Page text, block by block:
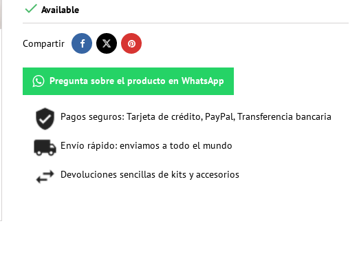
 Available
Compartir
Pregunta sobre el producto en WhatsApp
Pagos seguros: Tarjeta de crédito, PayPal, Transferencia bancaria
Envío rápido: enviamos a todo el mundo
Devoluciones sencillas de kits y accesorios